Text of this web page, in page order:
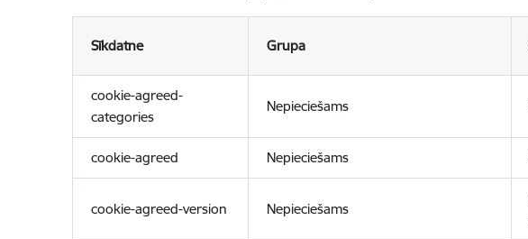
Sīkdatne Grupa
cookie-agreed-
categories
Nepieciešams
cookie-agreed Nepieciešams
cookie-agreed-version Nepieciešams